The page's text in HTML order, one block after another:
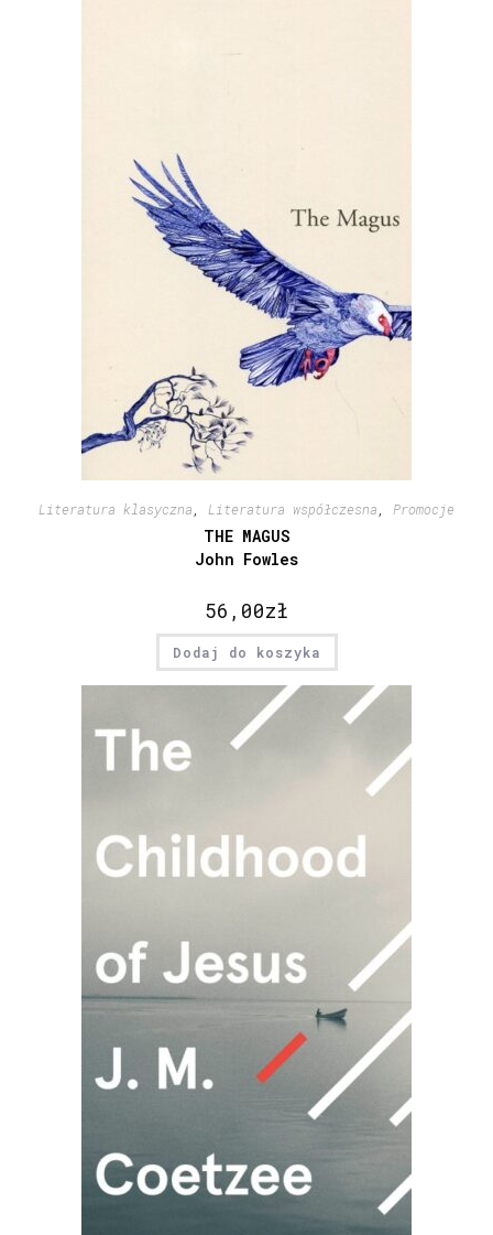
Literatura klasyczna Literatura współczesna Promocje
THE MAGUS
John Fowles
56,00zł
Dodaj do koszyka